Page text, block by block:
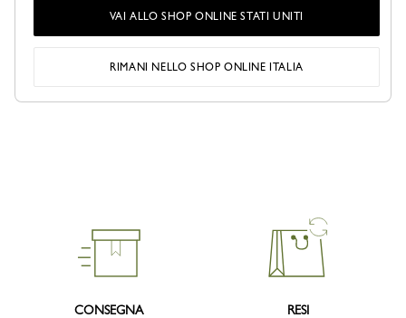
CONSEGNA RESI
VAI ALLO SHOP ONLINE STATI UNITI
RIMANI NELLO SHOP ONLINE ITALIA